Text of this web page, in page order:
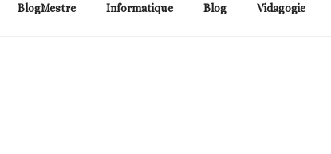
BlogMestre Informatique Blog Vidagogie